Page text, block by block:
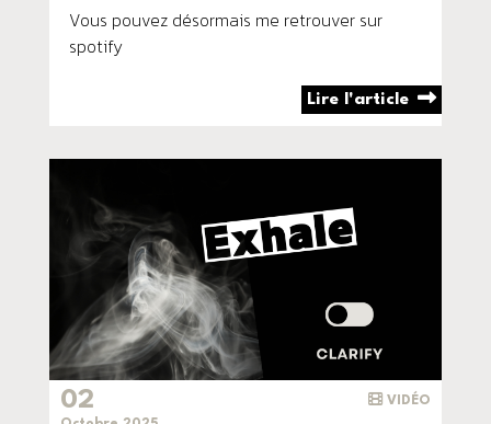
Vous pouvez désormais me retrouver sur
spotify
Lire l'article
VIDÉO
02